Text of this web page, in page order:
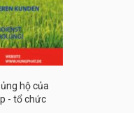
hộ của
- tổ chức